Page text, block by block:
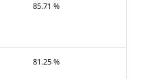
85.71 %
81.25 %